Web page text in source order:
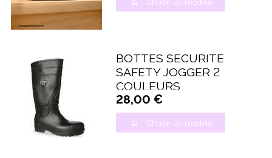
Choisir un modèle
BOTTES SECURITE
SAFETY JOGGER 2
COULEURS
28,00 €
Choisir un modèle